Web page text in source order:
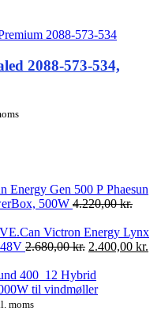
2088-573-534,
Phaesun
500W 4.220,00kr.
Victron Energy Lynx
2.680,00kr. Den
pris
var:
2.400,00 kr.
Hybrid
til vindmøller
moms